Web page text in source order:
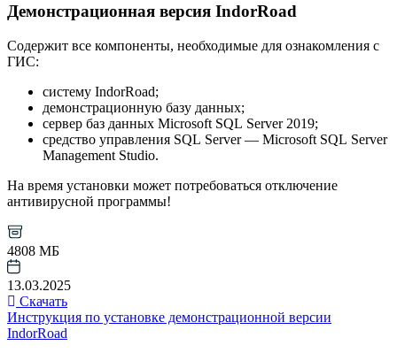
Демонстрационная версия IndorRoad
Содержит все компоненты, необходимые для ознакомления с
ГИС:
систему IndorRoad;
демонстрационную базу данных;
сервер баз данных Microsoft SQL Server 2019;
средство управления SQL Server — Microsoft SQL Server
Management Studio.
На время установки может потребоваться отключение
антивирусной программы!
4808 МБ
13.03.2025
Скачать
Инструкция по установке демонстрационной версии
IndorRoad